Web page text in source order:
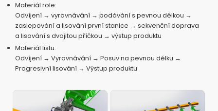
Materiál role:
Odvíjení → vyrovnávání → podávání s pevnou délkou →
zaslepování a lisování první stanice → sekvenční doprava
a lisování s dvojitou příčkou → výstup produktu
Materiál listu:
Odvíjení → Vyrovnávání → Posuv na pevnou délku →
Progresivní lisování → Výstup produktu